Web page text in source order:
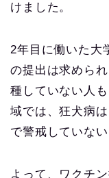
けました。
2年目に働いた大
の提出は求めら
種していない人
域では、狂犬病
で警戒していない
よって、ワクチ